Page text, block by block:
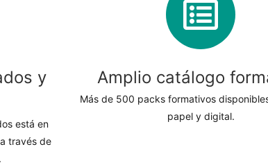
y
está en
través de
Amplio catálogo
Más de 500 packs formativos
papel y digital.